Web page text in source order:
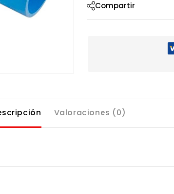
Compartir
Valoraciones (0)